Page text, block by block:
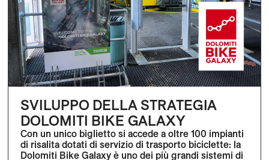
SVILUPPO DELLA STRATEGIA
DOLOMITI BIKE GALAXY
Con un unico biglietto si accede a oltre 100 impianti
di risalita dotati di servizio di trasporto biciclette: la
Dolomiti Bike Galaxy è uno dei più grandi sistemi di